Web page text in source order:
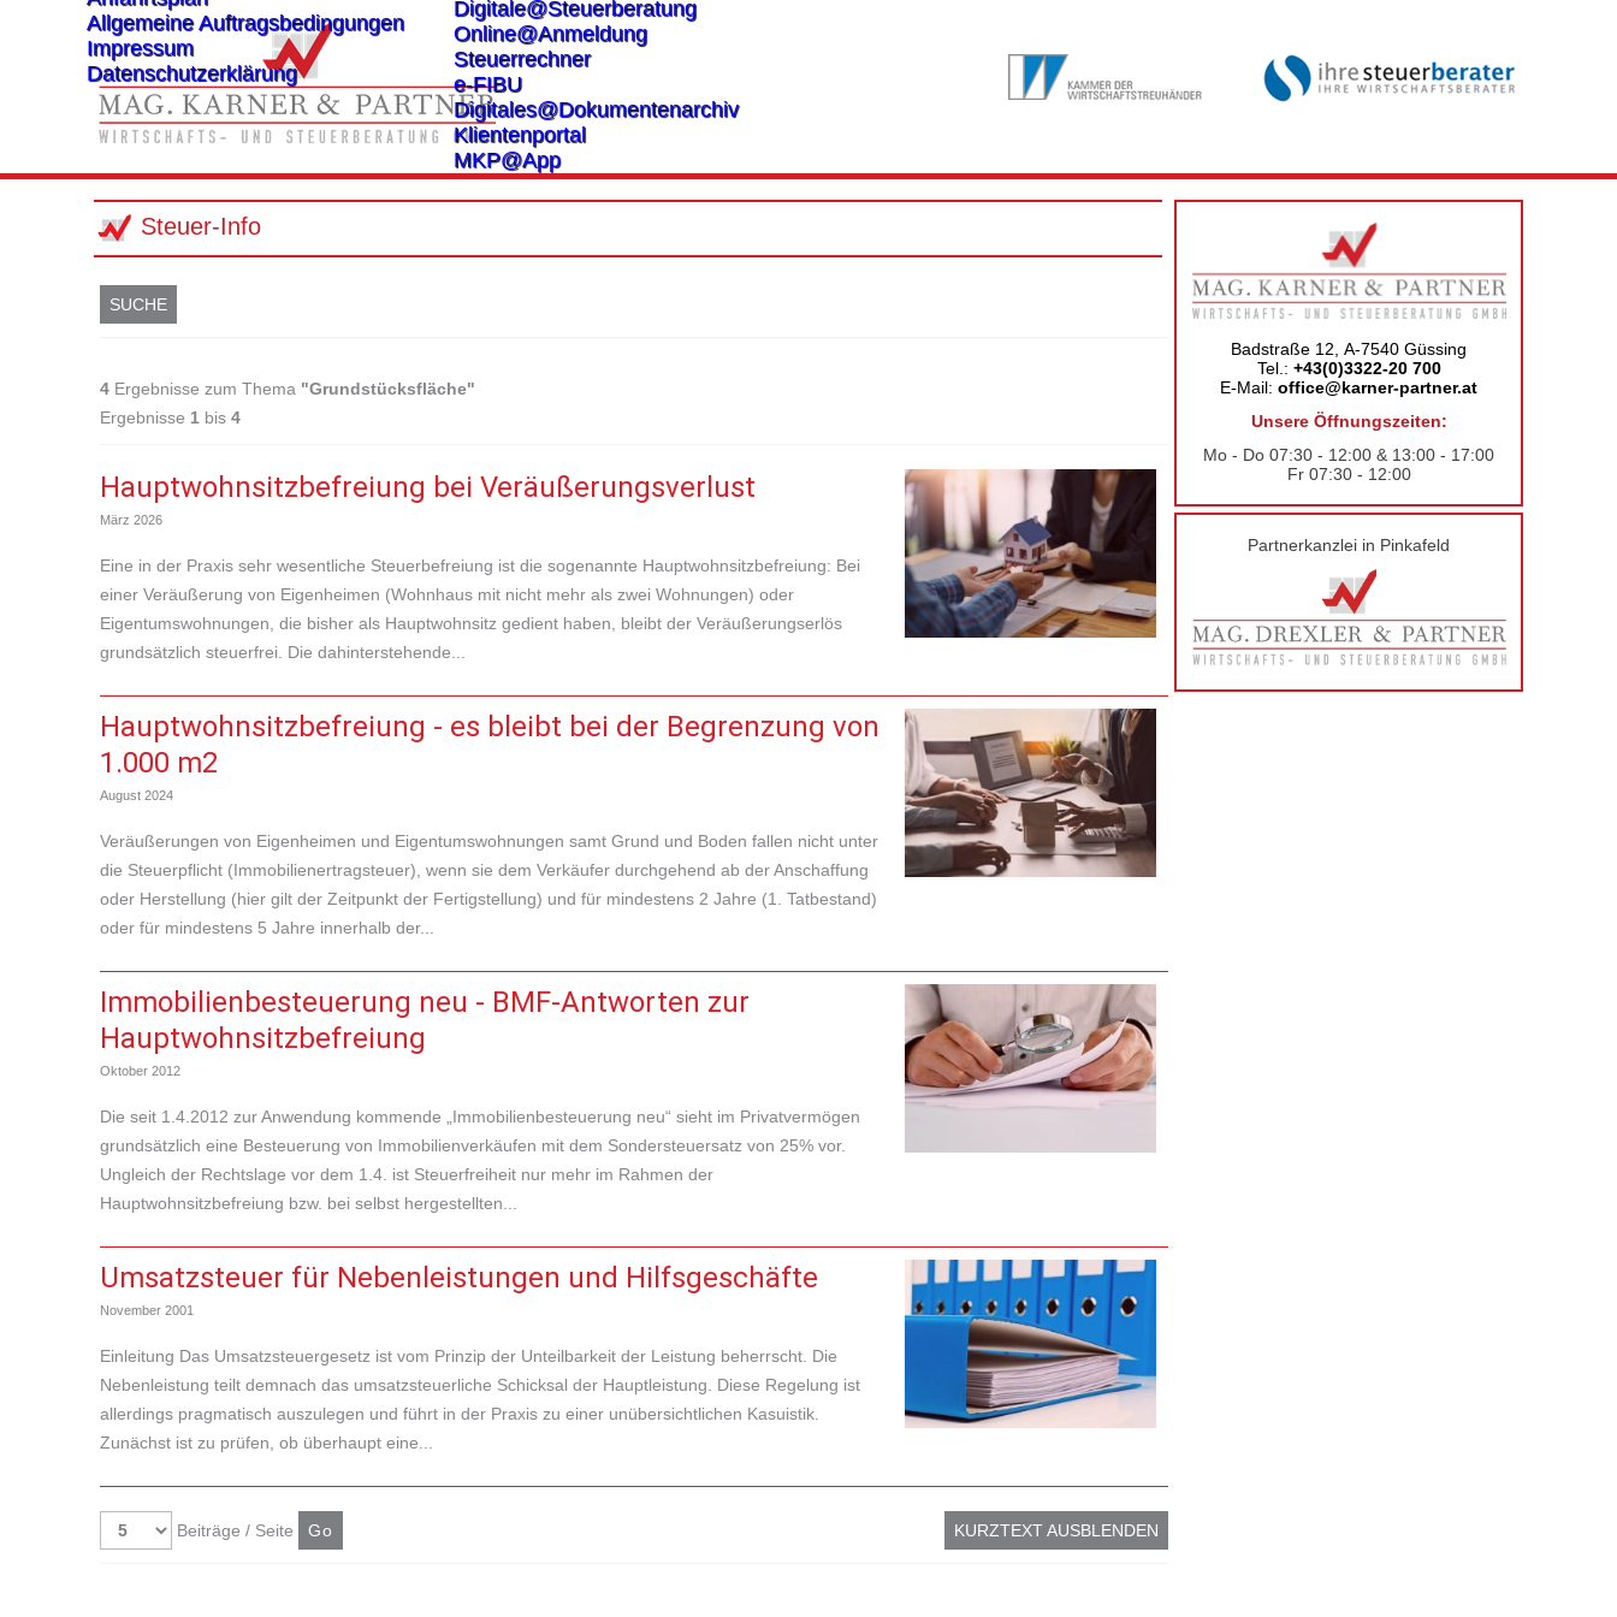
Allgemeine Auftragsbedingungen
Impressum
Datenschutzerklärung
Digitale@Steuerberatung
Online@Anmeldung
Steuerrechner
e-FIBU
Digitales@Dokumentenarchiv
Klientenportal
MKP@App
Steuer-Info
SUCHE
4 Ergebnisse zum Thema "Grundstücksfläche"
Ergebnisse 1 bis 4
Hauptwohnsitzbefreiung bei Veräußerungsverlust
März 2026
Eine in der Praxis sehr wesentliche Steuerbefreiung ist die sogenannte Hauptwohnsitzbefreiung: Bei
einer Veräußerung von Eigenheimen (Wohnhaus mit nicht mehr als zwei Wohnungen) oder
Eigentumswohnungen, die bisher als Hauptwohnsitz gedient haben, bleibt der Veräußerungserlös
grundsätzlich steuerfrei. Die dahinterstehende...
Hauptwohnsitzbefreiung - es bleibt bei der Begrenzung von
1.000 m2
August 2024
Veräußerungen von Eigenheimen und Eigentumswohnungen samt Grund und Boden fallen nicht unter
die Steuerpflicht (Immobilienertragsteuer), wenn sie dem Verkäufer durchgehend ab der Anschaffung
oder Herstellung (hier gilt der Zeitpunkt der Fertigstellung) und für mindestens 2 Jahre (1. Tatbestand)
oder für mindestens 5 Jahre innerhalb der...
Immobilienbesteuerung neu - BMF-Antworten zur
Hauptwohnsitzbefreiung
Oktober 2012
Die seit 1.4.2012 zur Anwendung kommende „Immobilienbesteuerung neu“ sieht im Privatvermögen
grundsätzlich eine Besteuerung von Immobilienverkäufen mit dem Sondersteuersatz von 25% vor.
Ungleich der Rechtslage vor dem 1.4. ist Steuerfreiheit nur mehr im Rahmen der
Hauptwohnsitzbefreiung bzw. bei selbst hergestellten...
Umsatzsteuer für Nebenleistungen und Hilfsgeschäfte
November 2001
Einleitung Das Umsatzsteuergesetz ist vom Prinzip der Unteilbarkeit der Leistung beherrscht. Die
Nebenleistung teilt demnach das umsatzsteuerliche Schicksal der Hauptleistung. Diese Regelung ist
allerdings pragmatisch auszulegen und führt in der Praxis zu einer unübersichtlichen Kasuistik.
Zunächst ist zu prüfen, ob überhaupt eine...
Beiträge / Seite KURZTEXT AUSBLENDEN
Badstraße 12, A-7540 Güssing
Tel.: +43(0)3322-20 700
E-Mail: office@karner-partner.at
Unsere Öffnungszeiten:
Mo - Do 07:30 - 12:00 & 13:00 - 17:00
Fr 07:30 - 12:00
Partnerkanzlei in Pinkafeld